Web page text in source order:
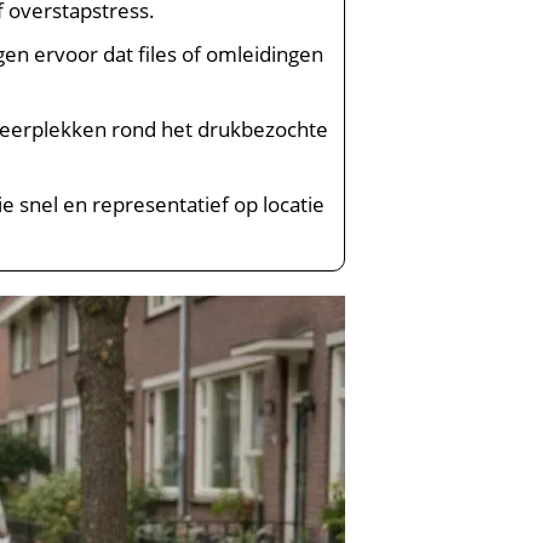
overstapstress.
ervoor dat files of omleidingen
rond het drukbezochte
snel en representatief op locatie